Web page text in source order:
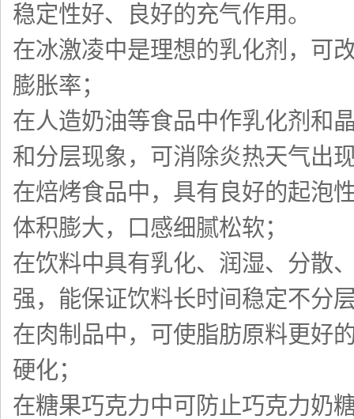
稳定性好、良好的充气作用。
在冰激凌中是理想的乳化剂，可
膨胀率；
在人造奶油等食品中作乳化剂和
和分层现象，可消除炎热天气出
在焙烤食品中，具有良好的起泡
体积膨大，口感细腻松软；
在饮料中具有乳化、润湿、分散
强，能保证饮料长时间稳定不分
在肉制品中，可使脂肪原料更好
硬化；
在糖果巧克力中可防止巧克力奶